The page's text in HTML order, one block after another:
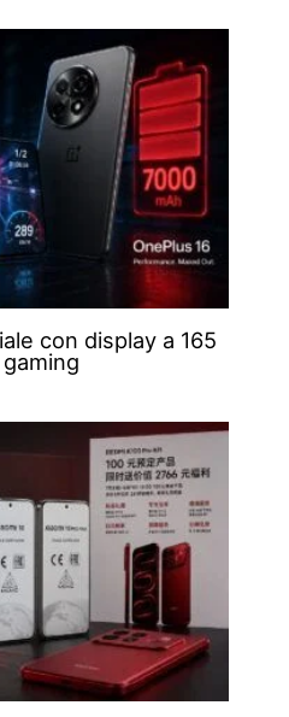
con display a 165